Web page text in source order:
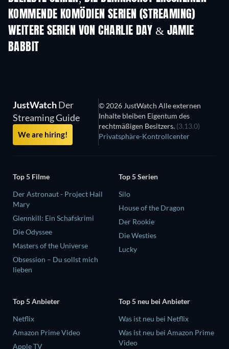
KOMMENDE KOMÖDIEN SERIEN (STREAMING)
Staffel 6 Staffel 2
WEITERE SERIEN VON CHARLIE DAY & JAMIE
BABBIT
JustWatchDer
Streaming Guide
We are hiring!
© 2026 JustWatch Alle externen
Inhalte bleiben Eigentum des
rechtmäßigen Besitzers. (3.13.0)
Privatsphäre-Kontrollcenter
Top 5 Filme
Der Astronaut - Project Hail
Mary
Glennkill: Ein Schafskrimi
Die Odyssee
Masters of the Universe
Obsession – Du sollst mich
lieben
Top 5 Serien
Silo
House of the Dragon
Der Rookie
Die Westies
Lucky
Top 5 Anbieter
Netflix
Amazon Prime Video
Apple TV
Top 5 neu bei Anbieter
Was ist neu bei Netflix
Was ist neu bei Amazon Prime
Video